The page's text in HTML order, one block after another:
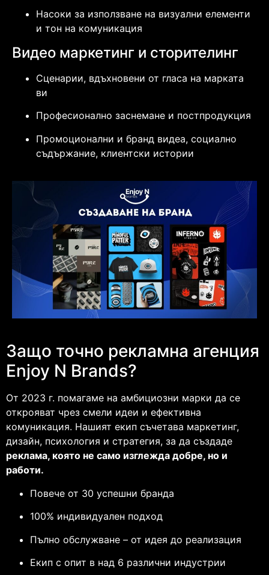
Насоки за използване на визуални елементи
и тон на комуникация
Видео маркетинг и сторителинг
Сценарии, вдъхновени от гласа на марката
ви
Професионално заснемане и постпродукция
Промоционални и бранд видеа, социално
съдържание, клиентски истории
Защо точно рекламна агенция
Enjoy N Brands?
От 2023 г. помагаме на амбициозни марки да се
открояват чрез смели идеи и ефективна
комуникация. Нашият екип съчетава маркетинг,
дизайн, психология и стратегия, за да създаде
реклама, която не само изглежда добре, но и
работи.
Повече от 30 успешни бранда
100% индивидуален подход
Пълно обслужване – от идея до реализация
Екип с опит в над 6 различни индустрии